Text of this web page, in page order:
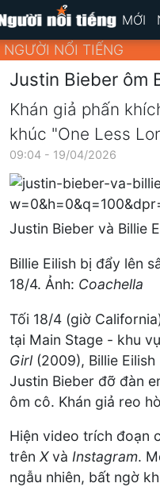
MỚI
NGƯỜI NỔI TIẾNG
Justin Bieber ôm
Khán giả phấn
khúc "One Less
09:04 - 19/04/2026
Justin Bieber và Billie
Billie Eilish bị đẩy lên
18/4. Ảnh: Coachella
Tối 18/4 (giờ
tại Main Stage - khu
Girl (2009), Billie
Justin Bieber đỡ đàn
ôm cô. Khán giả reo
Hiện video trích đoạn
trên Xvà Instagram.
ngẫu nhiên, bất ngờ